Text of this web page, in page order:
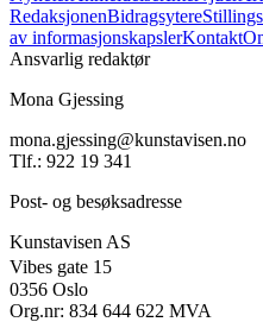
RedaksjonenBidragsytere
av informasjonskapslerKontakt
Ansvarlig redaktør
Mona Gjessing
mona.gjessing@kunstavisen.no
Tlf.: 922 19 341
Post- og besøksadresse
Kunstavisen AS
Vibes gate 15
0356 Oslo
Org.nr: 834 644 622 MVA